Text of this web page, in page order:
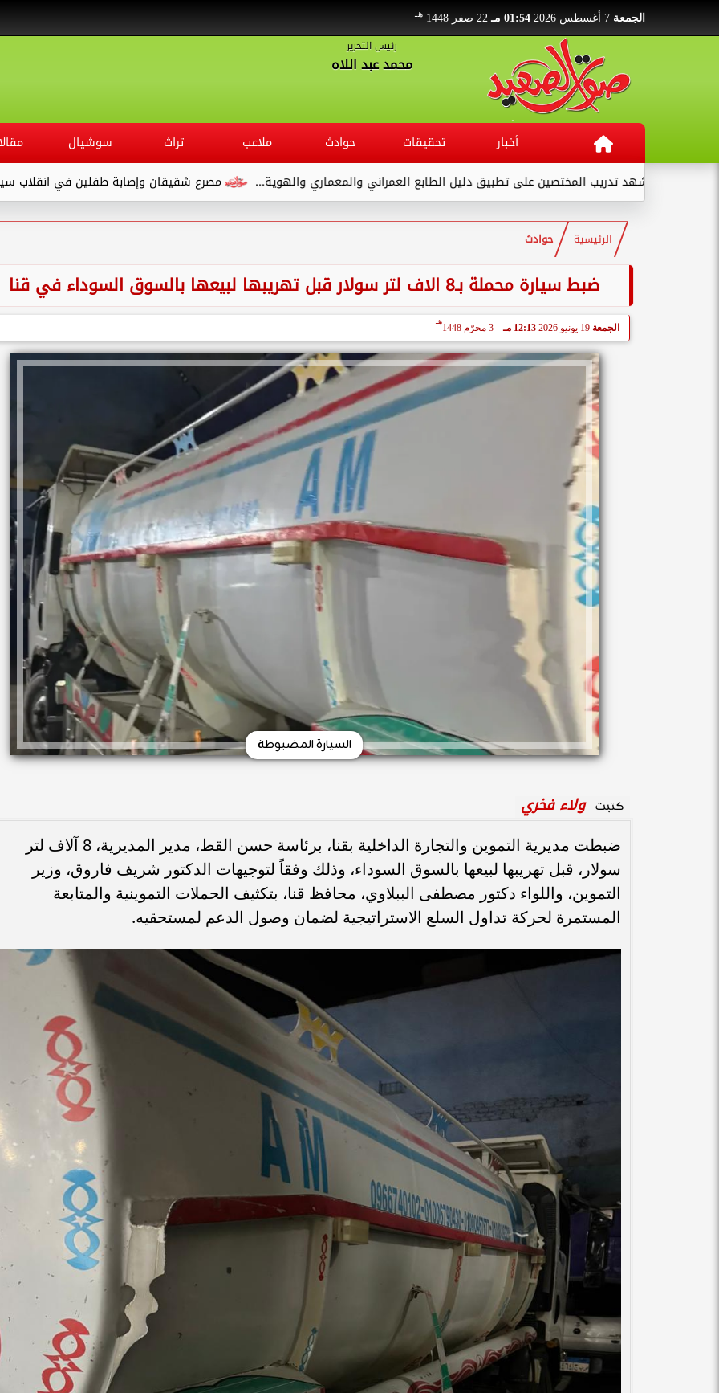
الجمعة 01:54 مـ 22 صفر 1448 هـ
رئيس التحرير
محمد عبد اللاه
أخبار تحقيقات حوادث ملاعب تراث سوشيال
مصرع شقيقان وإصابة طفلين في انقلاب سيارة ملاكي على
المختصين على تطبيق دليل الطابع العمراني والمعماري والهوية...
الرئيسية حوادث
ضبط سيارة محملة بـ8 الاف لتر سولار قبل تهريبها لبيعها بالسوق السوداء في قنا
الجمعة 19 يونيو 2026 12:13 مـ 3 محرّم 1448
هـ
السيارة المضبوطة
كتبت ولاء فخري
ضبطت مديرية التموين والتجارة الداخلية بقنا، برئاسة حسن القط، مدير المديرية، 8 آلاف لتر
سولار، قبل تهريبها لبيعها بالسوق السوداء، وذلك وفقاً لتوجيهات الدكتور شريف فاروق، وزير
التموين، واللواء دكتور مصطفى الببلاوي، محافظ قنا، بتكثيف الحملات التموينية والمتابعة
المستمرة لحركة تداول السلع الاستراتيجية لضمان وصول الدعم لمستحقيه.